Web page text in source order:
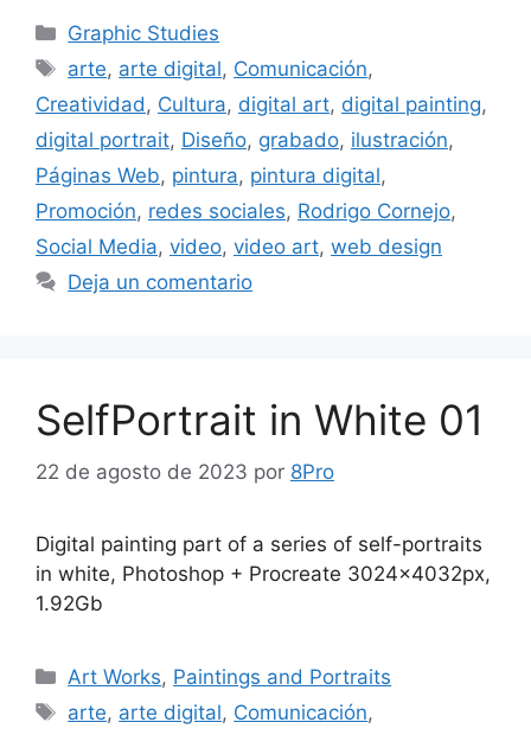
Graphic Studies
arte, arte digital, Comunicación,
Creatividad , Cultura, digital art, digital painting,
digital portrait, Diseño, grabado, ilustración,
Páginas Web, pintura, pintura digital,
Promoción, redes sociales, Rodrigo Cornejo,
Social Media, video, video art, web design
Deja un comentario
SelfPortrait in White 01
22 de agosto de 2023 por 8Pro
Digital painting part of a series of self-portraits
in white, Photoshop + Procreate 3024x4032px,
1.92Gb
Art Works, Paintings and Portraits
arte, arte digital, Comunicación,